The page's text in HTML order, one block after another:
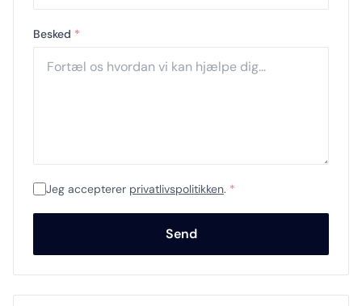
Besked *
Jeg accepterer privatlivspolitikken. *
Send